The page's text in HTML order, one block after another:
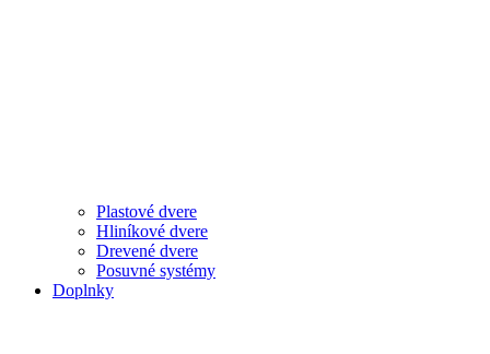
Plastové dvere
Hliníkové dvere
Drevené dvere
Posuvné systémy
Doplnky